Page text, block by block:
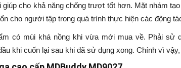
giúp cho khả năng chống trượt tốt hơn. Mặt nhám
cho người tập trong quá trình thực hiện các động
có mùi khá nồng khi vừa mới mua về. Phải sử
khi cuốn lại sau khi đã sử dụng xong. Chính vì